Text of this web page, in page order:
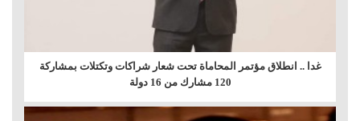
غدا .. انطلاق مؤتمر المحاماة تحت شعار شراكات وتكتلات بمشاركة
120 مشارك من 16 دولة